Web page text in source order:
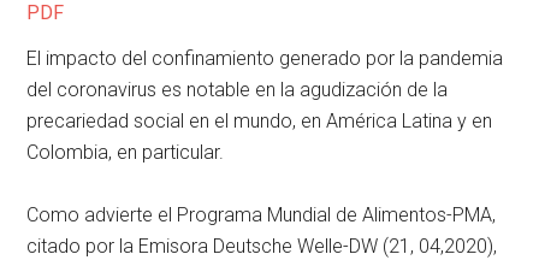
PDF
El impacto del confinamiento generado por la pandemia
del coronavirus es notable en la agudización de la
precariedad social en el mundo, en América Latina y en
Colombia, en particular.
Como advierte el Programa Mundial de Alimentos-PMA,
citado por la Emisora Deutsche Welle-DW (21, 04,2020),